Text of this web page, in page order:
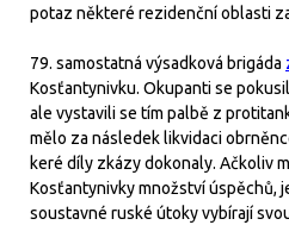
potaz některé rezidenční oblasti
79. samostatná výsadková brigáda
Kosťantynivku. Okupanti se
ale vystavili se tím palbě z
mělo za následek likvidaci
keré díly zkázy dokonaly. Ačkoliv
Kosťantynivky množství úspěchů,
soustavné ruské útoky vybírají